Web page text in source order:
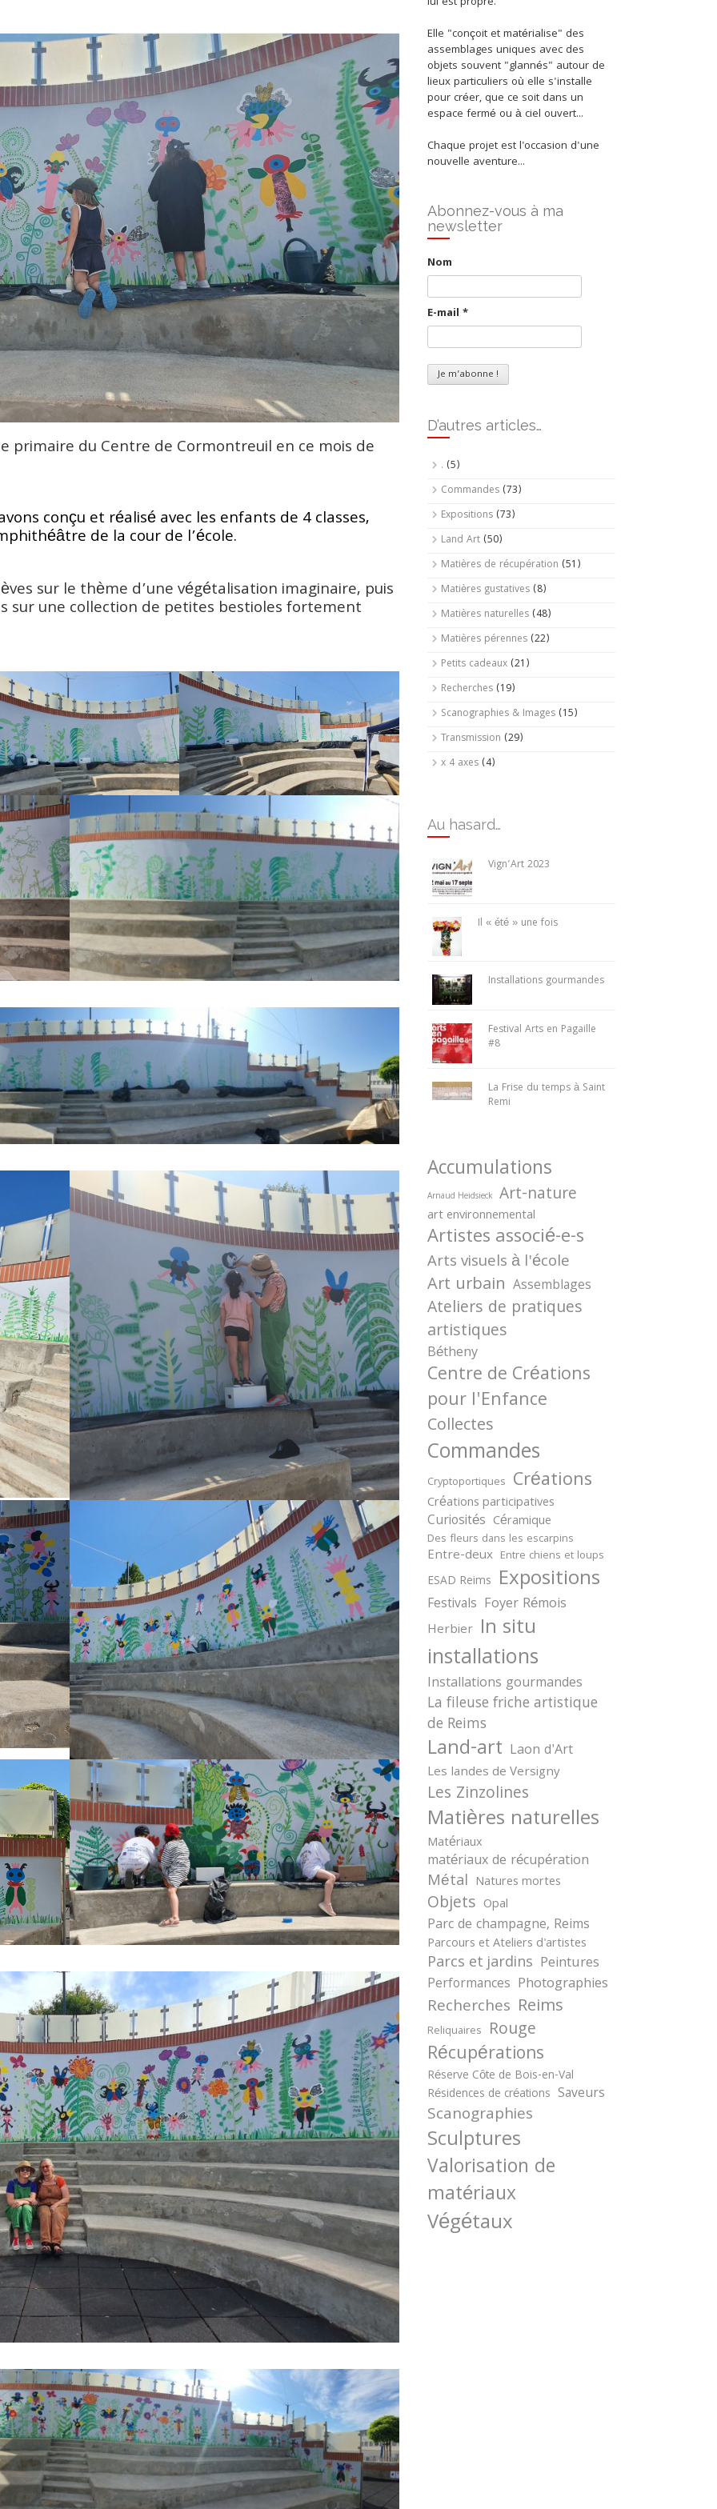
primaire du Centre de Cormontreuil en ce mois de
conçu et réalisé avec les enfants de 4 classes,
de la cour de l’école.
sur le thème d’une végétalisation imaginaire, puis
sur une collection de petites bestioles fortement
Elle "conçoit et matérialise" des
assemblages uniques avec des
objets souvent "glannés" autour de
lieux particuliers où elle s'installe
pour créer, que ce soit dans un
espace fermé ou à ciel ouvert...
Chaque projet est l'occasion d'une
nouvelle aventure...
Abonnez-vous à ma
newsletter
Nom
E-mail *
D’autres articles…
. (5)
Commandes (73)
Expositions (73)
Land Art (50)
Matières de récupération (51)
Matières gustatives (8)
Matières naturelles (48)
Matières pérennes (22)
Petits cadeaux (21)
Recherches (19)
Scanographies & Images (15)
Transmission (29)
x 4 axes (4)
Au hasard…
Vign’Art 2023
Il « été » une fois
Installations gourmandes
Festival Arts en Pagaille
#8
La Frise du temps à Saint
Remi
Accumulations
Arnaud Heidsieck Art-nature
art environnemental
Artistes associé-e-s
Arts visuels à l'école
Art urbain Assemblages
Ateliers de pratiques
artistiques
Bétheny
Centre de Créations
pour l'Enfance
Collectes
Commandes
Cryptoportiques Créations
Créations participatives
Curiosités Céramique
Des fleurs dans les escarpins
Entre-deux Entre chiens et loups
ESAD Reims Expositions
Festivals Foyer Rémois
Herbier In situ
installations
Installations gourmandes
La fileuse friche artistique
de Reims
Land-art Laon d'Art
Les landes de Versigny
Les Zinzolines
Matières naturelles
Matériaux
matériaux de récupération
Métal Natures mortes
Objets Opal
Parc de champagne, Reims
Parcours et Ateliers d'artistes
Parcs et jardins Peintures
Performances Photographies
Recherches Reims
Reliquaires Rouge
Récupérations
Réserve Côte de Bois-en-Val
Résidences de créations Saveurs
Scanographies
Sculptures
Valorisation de
matériaux
Végétaux